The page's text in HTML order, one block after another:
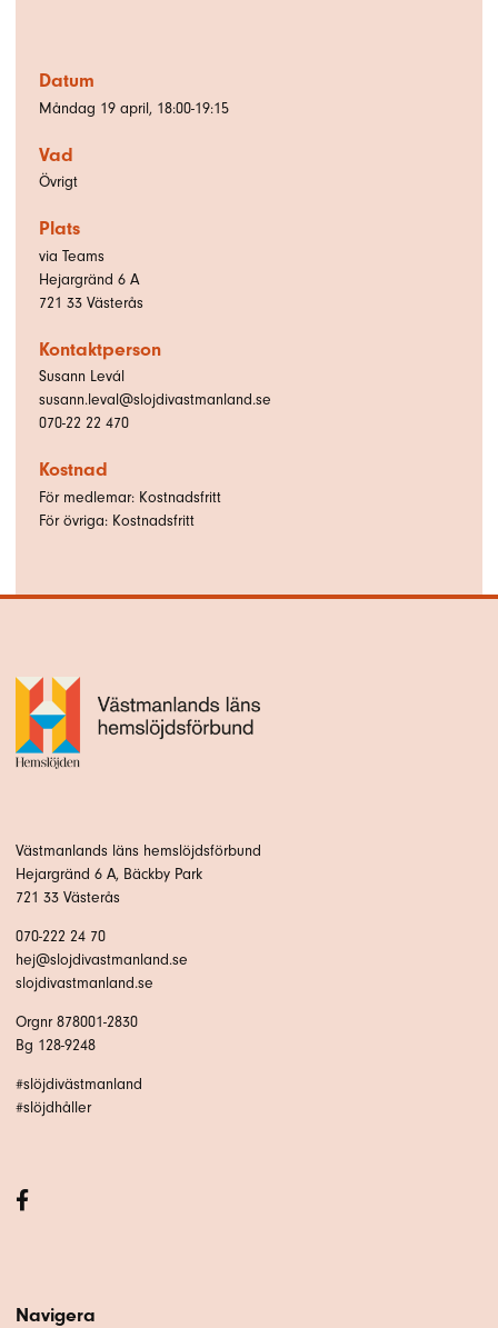
Datum
Måndag 19 april, 18:00-19:15
Vad
Övrigt
Plats
via Teams
Hejargränd 6 A
721 33 Västerås
Kontaktperson
Susann Levál
susann.leval@slojdivastmanland.se
070-22 22 470
Kostnad
För medlemar: Kostnadsfritt
För övriga: Kostnadsfritt
Västmanlands läns hemslöjdsförbund
Hejargränd 6 A, Bäckby Park
721 33 Västerås
070-222 24 70
hej@slojdivastmanland.se
slojdivastmanland.se
Orgnr 878001-2830
Bg 128-9248
#slöjdivästmanland
#slöjdhåller
Navigera